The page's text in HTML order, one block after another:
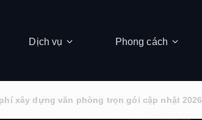
Dịch vụ Phong cách
xây dựng văn phòng trọn gói cập nhật 2026